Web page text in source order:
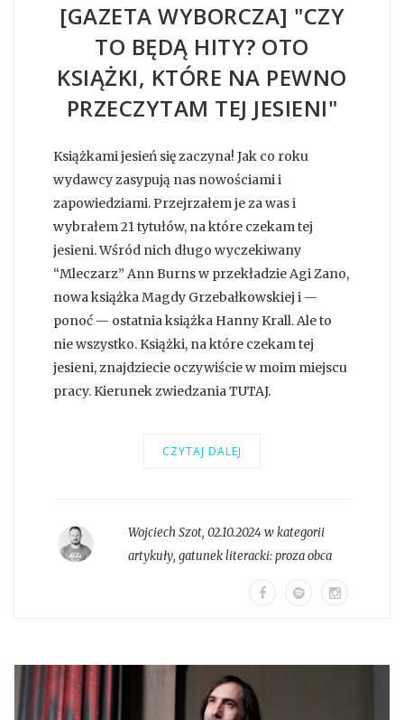
[GAZETA WYBORCZA] "CZY
TO BĘDĄ HITY? OTO
KSIĄŻKI, KTÓRE NA PEWNO
PRZECZYTAM TEJ JESIENI"
Książkami jesień się zaczyna! Jak co roku
wydawcy zasypują nas nowościami i
zapowiedziami. Przejrzałem je za was i
wybrałem 21 tytułów, na które czekam tej
jesieni. Wśród nich długo wyczekiwany
“Mleczarz” Ann Burns w przekładzie Agi Zano,
nowa książka Magdy Grzebałkowskiej i —
ponoć — ostatnia książka Hanny Krall. Ale to
nie wszystko. Książki, na które czekam tej
jesieni, znajdziecie oczywiście w moim miejscu
pracy. Kierunek zwiedzania TUTAJ.
CZYTAJ DALEJ
Wojciech Szot, 02.10.2024 w kategorii
artykuły, gatunek literacki:proza obca